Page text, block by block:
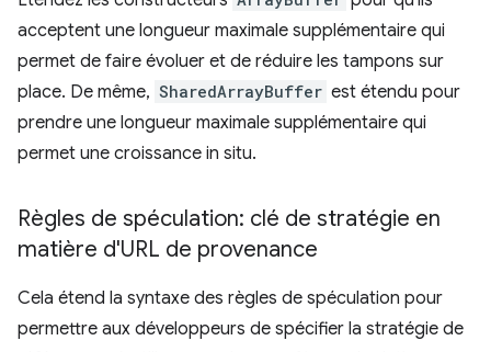
acceptent une longueur maximale supplémentaire qui
permet de faire évoluer et de réduire les tampons sur
place. De même, SharedArrayBuffer est étendu pour
prendre une longueur maximale supplémentaire qui
permet une croissance in situ.
Règles de spéculation: clé de stratégie en
matière d'URL de provenance
Cela étend la syntaxe des règles de spéculation pour
permettre aux développeurs de spécifier la stratégie de